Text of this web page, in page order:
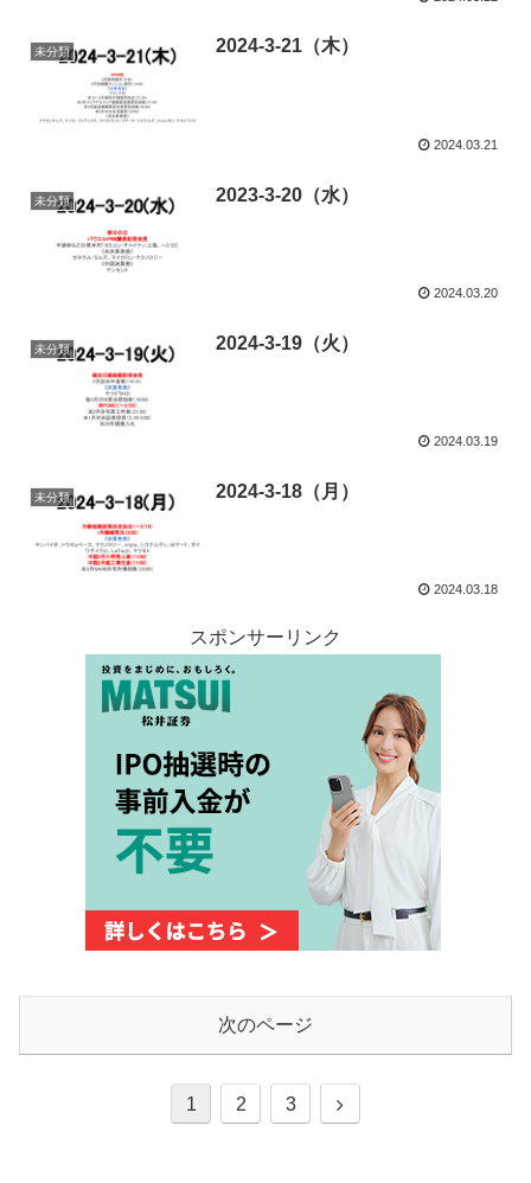
未分類 2024-3-21（木）
2024.03.21
未分類 2023-3-20（水）
2024.03.20
未分類 2024-3-19（火）
2024.03.19
未分類 2024-3-18（月）
2024.03.18
スポンサーリンク
次のページ
1 2 3
次